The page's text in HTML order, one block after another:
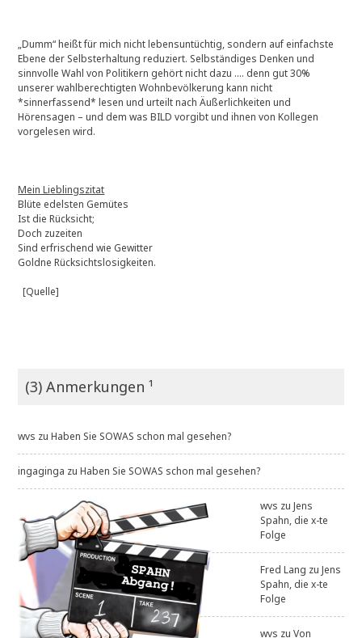
„Dumm“ heißt für mich nicht lebensuntüchtig, sondern auf einfachste
Ebene der Selbsterhaltung reduziert. Selbständiges Denken und
sinnvolle Wahl von Politikern gehört nicht dazu …. denn gut 30%
unserer wahlberechtigten Wohnbevölkerung kann nicht
*sinnerfassend* lesen und urteilt nach Äußerlichkeiten und
Hörensagen – und dem was BILD vorgibt und ihnen von Kollegen
vorgelesen wird.
Mein Lieblingszitat
Blüte edelsten Gemütes
Ist die Rücksicht;
Doch zuzeiten
Sind erfrischend wie Gewitter
Goldne Rücksichtslosigkeiten.
[Quelle]
(3) Anmerkungen ¹
wvs zuHaben Sie SOWAS schon mal gesehen?
ingaginga zuHaben Sie SOWAS schon mal gesehen?
wvs zuJens
Spahn, die x-te
Folge
Fred Lang zuJens
Spahn, die x-te
Folge
wvs zuVon